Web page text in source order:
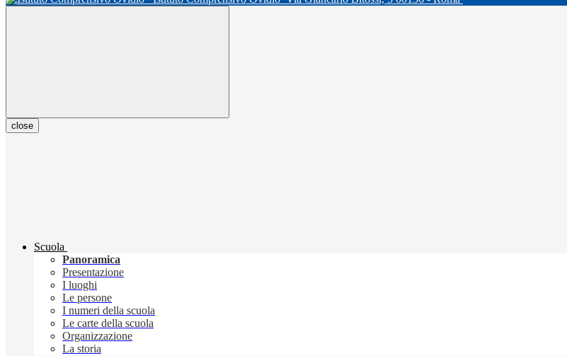
close
Scuola
Panoramica
Presentazione
I luoghi
Le persone
I numeri della scuola
Le carte della scuola
Organizzazione
La storia